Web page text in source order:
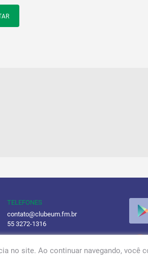
TELEFONES
contato@clubeum.fm.br
55 3272-1316
no site. Ao continuar navegando, você